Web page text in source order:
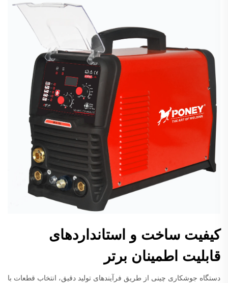
کیفیت ساخت و استانداردهای
قابلیت اطمینان برتر
دستگاه جوشکاری چینی از طریق فرآیندهای تولید دقیق، انتخاب قطعات با